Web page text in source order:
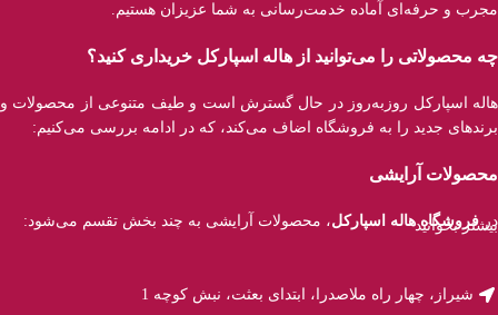
مجرب و حرفه‌ای آماده خدمت‌رسانی به شما عزیزان هستیم.
چه محصولاتی را می‌توانید از هاله اسپارکل خریداری کنید؟
هاله اسپارکل روزبه‌روز در حال گسترش است و طیف متنوعی از محصولات و
برند‌های جدید را به فروشگاه اضاف می‌کند، که در ادامه بررسی می‌کنیم:
محصولات آرایشی
درفروشگاه هاله اسپارکل، محصولات آرایشی به چند بخش تقسم می‌شود:
هایلایتر، کانتور و فیکساتور آرایش.
بیشتر بخوانید
شیراز، چهار راه ملاصدرا، ابتدای بعثت، نبش کوچه 1